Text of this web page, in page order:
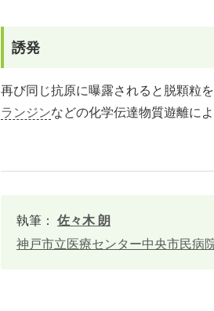
誘発
再び同じ抗原に曝露されると脱顆粒を
ランジンなどの化学伝達物質遊離に
執筆：
佐々木 朗
神戸市立医療センター中央市民病